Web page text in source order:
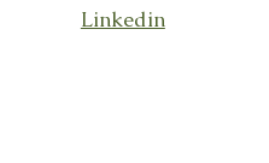
Linkedin